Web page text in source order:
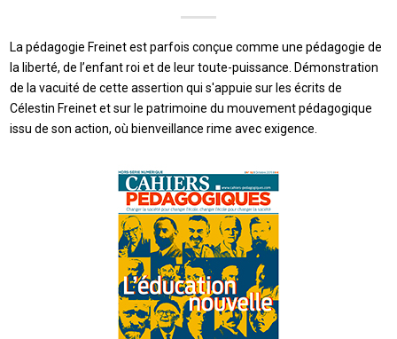
La pédagogie Freinet est parfois conçue comme une pédagogie de
la liberté, de l’enfant roi et de leur toute-puissance. Démonstration
de la vacuité de cette assertion qui s'appuie sur les écrits de
Célestin Freinet et sur le patrimoine du mouvement pédagogique
issu de son action, où bienveillance rime avec exigence.